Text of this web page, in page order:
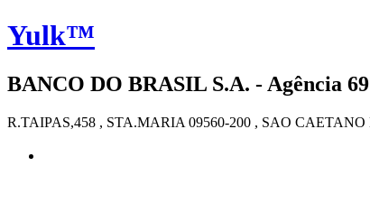
Yulk™
BANCO DO BRASIL S.A. - Agência
R.TAIPAS,458 , STA.MARIA 09560-200 , SAO CAETANO